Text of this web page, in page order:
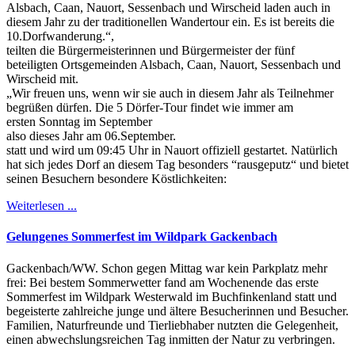
Alsbach, Caan, Nauort, Sessenbach und Wirscheid laden auch in
diesem Jahr zu der traditionellen Wandertour ein. Es ist bereits die
10.Dorfwanderung.“,
teilten die Bürgermeisterinnen und Bürgermeister der fünf
beteiligten Ortsgemeinden Alsbach, Caan, Nauort, Sessenbach und
Wirscheid mit.
„Wir freuen uns, wenn wir sie auch in diesem Jahr als Teilnehmer
begrüßen dürfen. Die 5 Dörfer-Tour findet wie immer am
ersten Sonntag im September
also dieses Jahr am 06.September.
statt und wird um 09:45 Uhr in Nauort offiziell gestartet. Natürlich
hat sich jedes Dorf an diesem Tag besonders “rausgeputz“ und bietet
seinen Besuchern besondere Köstlichkeiten:
Weiterlesen ...
Gelungenes Sommerfest im Wildpark Gackenbach
Gackenbach/WW. Schon gegen Mittag war kein Parkplatz mehr
frei: Bei bestem Sommerwetter fand am Wochenende das erste
Sommerfest im Wildpark Westerwald im Buchfinkenland statt und
begeisterte zahlreiche junge und ältere Besucherinnen und Besucher.
Familien, Naturfreunde und Tierliebhaber nutzten die Gelegenheit,
einen abwechslungsreichen Tag inmitten der Natur zu verbringen.